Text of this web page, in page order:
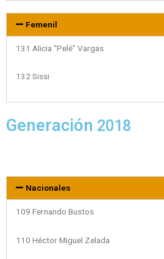
Femenil
131 Alicia “Pelé” Vargas
132 Sissi
Generación 2018
Nacionales
109 Fernando Bustos
110 Héctor Miguel Zelada